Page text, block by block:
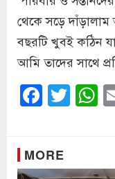
থেকে সড়ে
বছরটি খুবই কঠিন
আমি তাদের সাথে
MORE